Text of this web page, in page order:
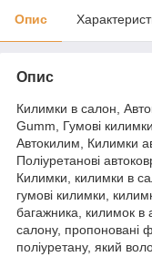
Опис
Опис
Килимки в салон,
Gumm, Гумові
Автокилим, Килимки
Поліуретанові
Килимки, килимки в
гумові килимки,
багажника, килимок в
салону, пропоновані
поліуретану, який